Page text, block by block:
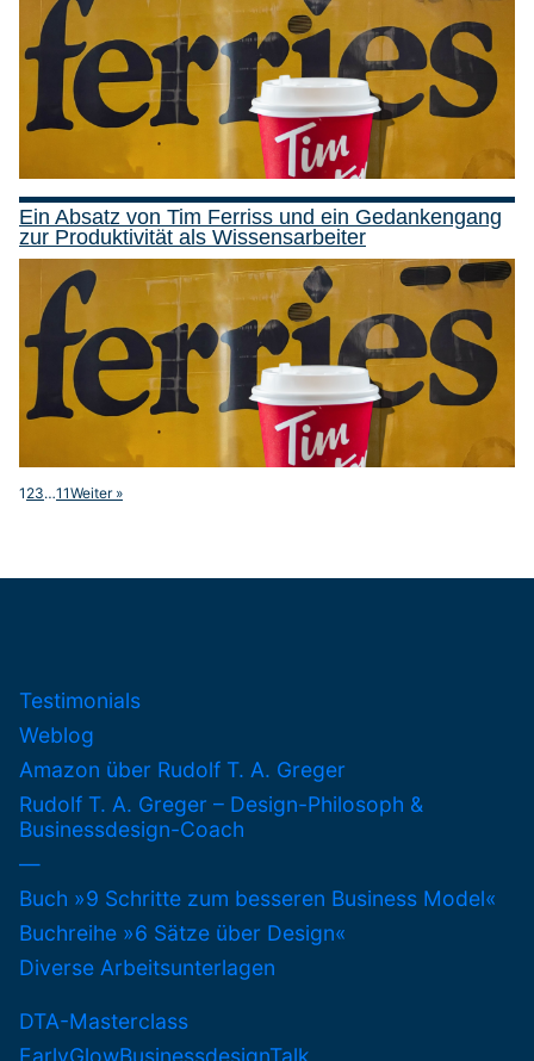
Ein Absatz von Tim Ferriss und ein Gedankengang
zur Produktivität als Wissensarbeiter
1 23…11Weiter »
Testimonials
Weblog
Amazon über Rudolf T. A. Greger
Rudolf T. A. Greger – Design-Philosoph &
Businessdesign-Coach
—
Buch »9 Schritte zum besseren Business Model«
Buchreihe »6 Sätze über Design«
Diverse Arbeitsunterlagen
DTA-Masterclass
EarlyGlowBusinessdesignTalk